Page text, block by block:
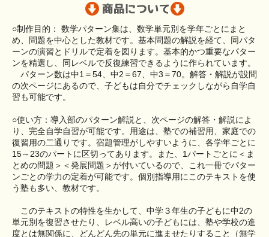
○制作目的： 数学パターン集は、数学単元別を学年ごとにまと
め、問題を中心とした教材です。基本問題の解説を経て、同パタ
ーンの演習とドリルで定着を図ります。基本的かつ重要なパター
ンを精選し、同レベルで反復練習できるように作られています。
パターン数は中1＝54、中2＝67、中3＝70。解答・解説が設問
の次ページにあるので、子どもは自分でチェックしながら自学自
習も可能です。
○使い方：導入部のパターン解説と、次ページの解答・解説によ
り、完全自学自習が可能です。用途は、塾での補習用、家庭での
復習用の二通りです。宿題管理がしやすいように、各学年ごとに
15～23のパートに区切ってあります。また、1パートごとに＜ま
とめの問題＞＜発展問題＞が付いているので、これ一冊でパター
ンごとの学力の定着が可能です。個別指導用にこのテキストを使
う塾も多い、教材です。
このテキストの特性を生かして、中学３年生の子どもに中2の
単元別を復習させたり、レベル高いの子どもには、塾や学校の進
度とは無関係に、どんどん先の単元に進ませたりすること（無学